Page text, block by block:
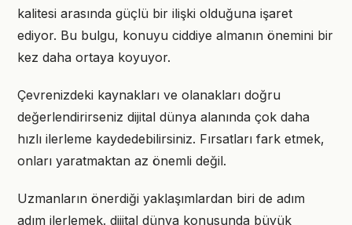
kalitesi arasında güçlü bir ilişki olduğuna işaret
ediyor. Bu bulgu, konuyu ciddiye almanın önemini bir
kez daha ortaya koyuyor.
Çevrenizdeki kaynakları ve olanakları doğru
değerlendirirseniz dijital dünya alanında çok daha
hızlı ilerleme kaydedebilirsiniz. Fırsatları fark etmek,
onları yaratmaktan az önemli değil.
Uzmanların önerdiği yaklaşımlardan biri de adım
adım ilerlemek. dijital dünya konusunda büyük